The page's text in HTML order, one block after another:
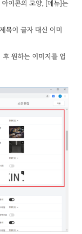
이콘의 모양, [메뉴]는
목이 글자 대신 이미
원하는 이미지를 업